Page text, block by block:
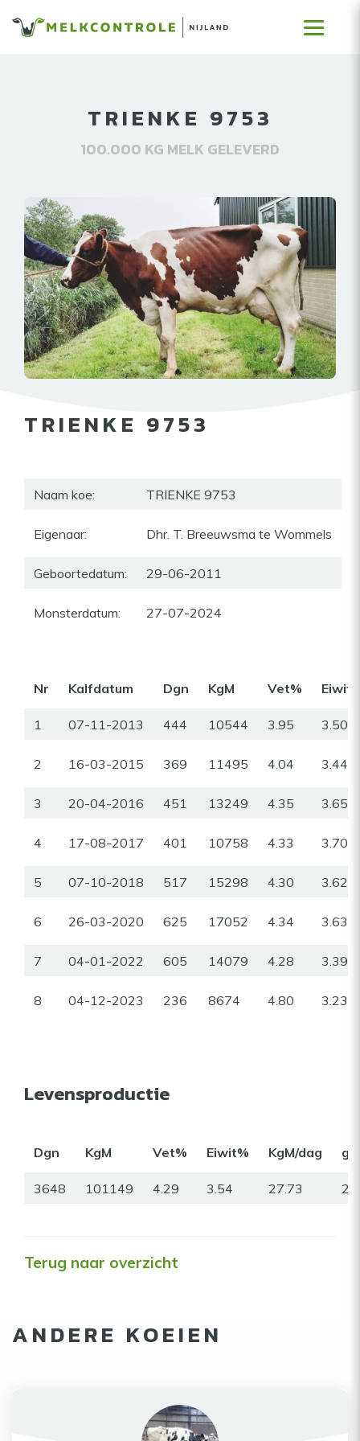
TRIENKE 9753
100.000 KG MELK GELEVERD
TRIENKE 9753
Naam koe: TRIENKE 9753
Eigenaar: Dhr. T. Breeuwsma te Wommels
Geboortedatum: 29-06-2011
Monsterdatum: 27-07-2024
Nr Kalfdatum Dgn KgM Vet%
1 07-11-2013 444 10544 3.95 3.50
2 16-03-2015 369 11495 4.04 3.44
3 20-04-2016 451 13249 4.35 3.65
4 17-08-2017 401 10758 4.33 3.70
5 07-10-2018 517 15298 4.30 3.62
6 26-03-2020 625 17052 4.34 3.63
7 04-01-2022 605 14079 4.28 3.39
8 04-12-2023 236 8674 4.80 3.23
Levensproductie
Dgn KgM Vet% Eiwit% KgM/dag gr
3648 101149 4.29 3.54 27.73
Terug naar overzicht
ANDERE KOEIEN